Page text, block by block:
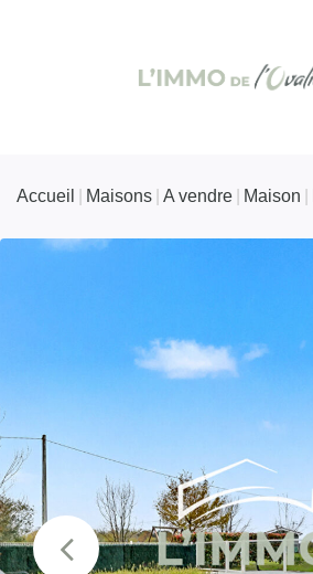
Accueil Maisons A vendre Maison